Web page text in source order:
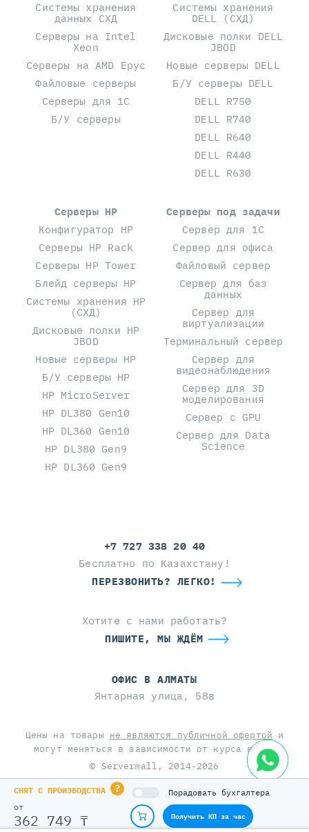
СНЯТ С ПРОИЗВОДСТВА ?
Порадовать бухгалтера
от
362 749 ₸ Получить КП за час
Системы хранения
данных СХД
Серверы на Intel
Xeon
Серверы на AMD Epyc
Файловые серверы
Серверы для 1С
Б/У серверы
Системы хранения
DELL (СХД)
Дисковые полки DELL
JBOD
Новые серверы DELL
Б/У серверы DELL
DELL R750
DELL R740
DELL R640
DELL R440
DELL R630
Серверы HP
Конфигуратор HP
Серверы HP Rack
Серверы HP Tower
Блейд серверы HP
Системы хранения HP
(СХД)
Дисковые полки HP
JBOD
Новые серверы HP
Б/У серверы HP
HP MicroServer
HP DL380 Gen10
HP DL360 Gen10
HP DL380 Gen9
HP DL360 Gen9
Серверы под задачи
Сервер для 1С
Сервер для офиса
Файловый сервер
Сервер для баз
данных
Сервер для
виртуализации
Терминальный сервер
Сервер для
видеонаблюдения
Сервер для 3D
моделирования
Сервер с GPU
Сервер для Data
Science
+7 727 338 20 40
Бесплатно по Казахстану!
ПЕРЕЗВОНИТЬ? ЛЕГКО!
Хотите с нами работать?
ПИШИТЕ, МЫ ЖДЁМ
ОФИС В АЛМАТЫ
Янтарная улица, 58в
Цены на товары не являются публичной офертой и
могут меняться в зависимости от курса валют
© Servermall, 2014-2026
Сделано в
This site is protected by reCAPTCHA and the Google
Privacy Policy
andTerms of Serviceapply.